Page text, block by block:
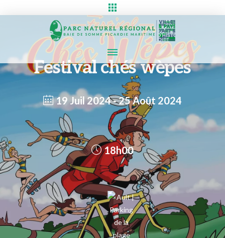
Festival chés wèpes
19 Juil 2024- 25 Août 2024
18h00